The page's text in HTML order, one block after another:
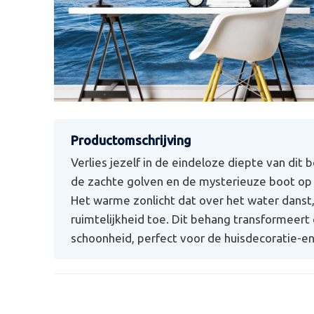
Verlies jezelf in de eindeloze diepte van dit
de zachte golven en de mysterieuze boot
Het warme zonlicht dat over het water
ruimtelijkheid toe. Dit behang transformeert
schoonheid, perfect voor de huisdecoratie-